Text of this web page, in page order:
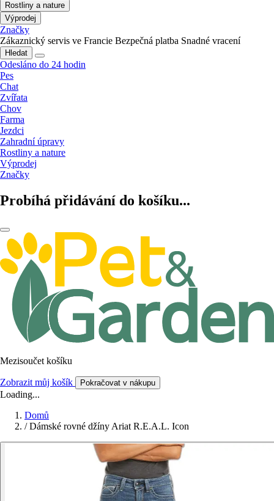
Rostliny a nature
Výprodej
Značky
Zákaznický servis ve Francie Bezpečná platba Snadné vracení
Hledat
Odesláno do 24 hodin
Pes
Chat
Zvířata
Chov
Farma
Jezdci
Zahradní úpravy
Rostliny a nature
Výprodej
Značky
Probíhá přidávání do košíku...
Mezisoučet košíku
Zobrazit můj košík Pokračovat v nákupu
Loading...
Domů
/ Dámské rovné džíny Ariat R.E.A.L. Icon